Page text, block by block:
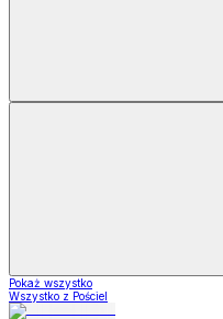
Pokaż wszystko
Wszystko z Pościel